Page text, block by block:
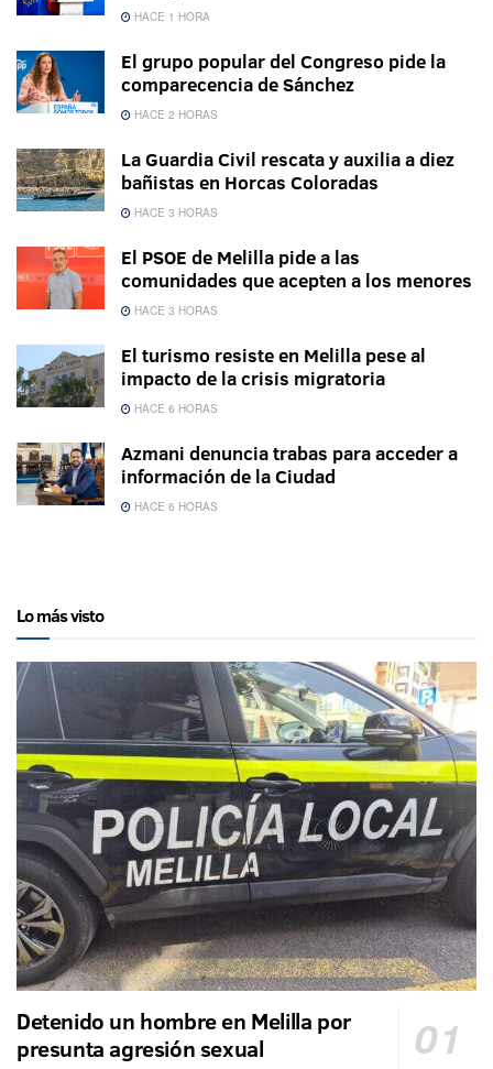
HACE 1 HORA
El grupo popular del Congreso pide la
comparecencia de Sánchez
HACE 2 HORAS
La Guardia Civil rescata y auxilia a diez
bañistas en Horcas Coloradas
HACE 3 HORAS
El PSOE de Melilla pide a las
comunidades que acepten a los menores
HACE 3 HORAS
El turismo resiste en Melilla pese al
impacto de la crisis migratoria
HACE 6 HORAS
Azmani denuncia trabas para acceder a
información de la Ciudad
HACE 6 HORAS
Lo más visto
Detenido un hombre en Melilla por
presunta agresión sexual